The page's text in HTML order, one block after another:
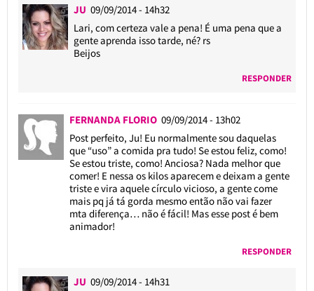
JU 09/09/2014 - 14h32
Lari, com certeza vale a pena! É uma pena que a
gente aprenda isso tarde, né? rs
Beijos
RESPONDER
FERNANDA FLORIO 09/09/2014 - 13h02
Post perfeito, Ju! Eu normalmente sou daquelas
que “uso” a comida pra tudo! Se estou feliz, como!
Se estou triste, como! Anciosa? Nada melhor que
comer! E nessa os kilos aparecem e deixam a gente
triste e vira aquele círculo vicioso, a gente come
mais pq já tá gorda mesmo então não vai fazer
mta diferença… não é fácil! Mas esse post é bem
animador!
RESPONDER
JU 09/09/2014 - 14h31